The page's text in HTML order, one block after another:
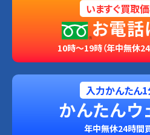
いますぐ買取
お電話
10時～19時（年中無休
入力かんたん
かんたんウ
年中無休24時間